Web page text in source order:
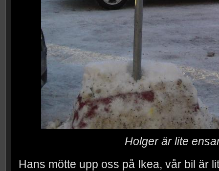
Holger är lite
Hans mötte upp oss på Ikea, vår bil är